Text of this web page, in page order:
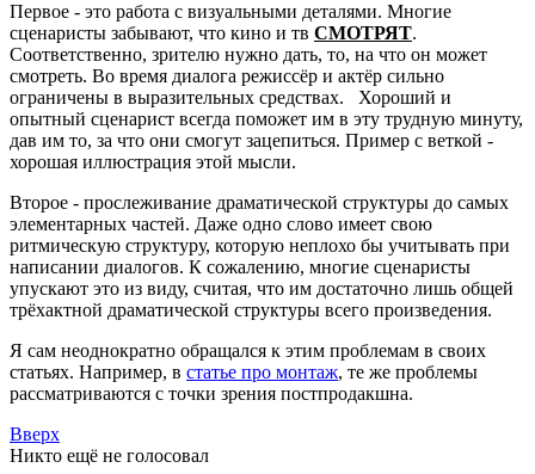
Первое - это работа с визуальными деталями. Многие
сценаристы забывают, что кино и тв СМОТРЯТ.
Соответственно, зрителю нужно дать, то, на что он может
смотреть. Во время диалога режиссёр и актёр сильно
ограничены в выразительных средствах. Хороший и
опытный сценарист всегда поможет им в эту трудную минуту,
дав им то, за что они смогут зацепиться. Пример с веткой -
хорошая иллюстрация этой мысли.
Второе - прослеживание драматической структуры до самых
элементарных частей. Даже одно слово имеет свою
ритмическую структуру, которую неплохо бы учитывать при
написании диалогов. К сожалению, многие сценаристы
упускают это из виду, считая, что им достаточно лишь общей
трёхактной драматической структуры всего произведения.
Я сам неоднократно обращался к этим проблемам в своих
статьях. Например, в статье про монтаж, те же проблемы
рассматриваются с точки зрения постпродакшна.
Вверх
Никто ещё не голосовал